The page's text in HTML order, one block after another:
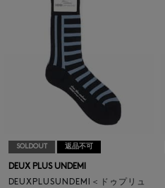
SOLDOUT 返品不可
DEUX PLUS UNDEMI
DEUXPLUSUNDEMI＜ドゥプリュ